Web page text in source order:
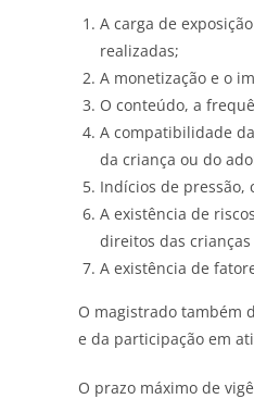
A carga de
realizadas;
A monetização e o
O conteúdo, a
A compatibilidade
da criança ou do
Indícios de pressão,
A existência de
direitos das
A existência de
O magistrado também
e da participação em
O prazo máximo de